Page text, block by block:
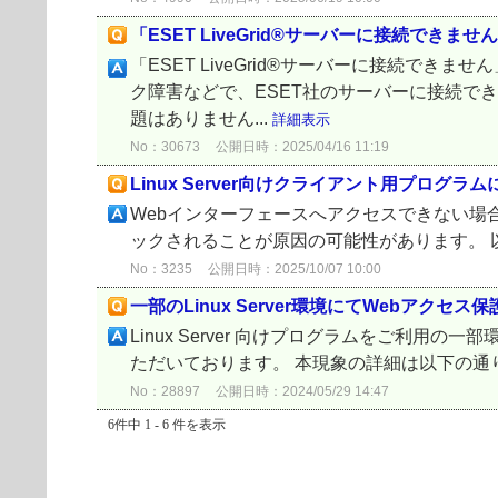
「ESET LiveGrid®サーバーに接続できませ
「ESET LiveGrid®サーバーに接続できませ
ク障害などで、ESET社のサーバーに接続で
題はありません... 詳細表示
No：30673 公開日時：2025/04/16 11:19
Linux Server向けクライアント用プログラム
Webインターフェースへアクセスできない場
ックされることが原因の可能性があります
No：3235 公開日時：2025/10/07 10:00
一部のLinux Server環境にてWebアクセス保
Linux Server 向けプログラムをご利用の一部
ただいております。 本現象の詳細は以下
No：28897 公開日時：2024/05/29 14:47
6件中 1 - 6 件を表示